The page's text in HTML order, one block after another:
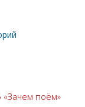
поём»